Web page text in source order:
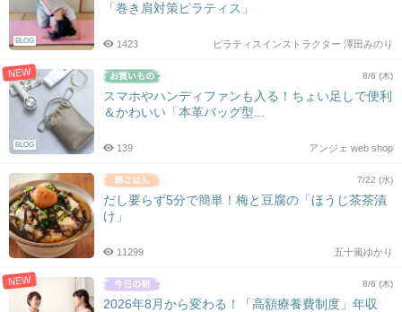
BLOG
「巻き肩対策ピラティス」
ピラティスインストラクター 澤田みのり
1423
NEW
BLOG
8/6 (木)
スマホやハンディファンも入る！ちょい足しで便利
＆かわいい「本革バッグ型...
アンジェ web shop
139
7/22 (水)
だし要らず5分で簡単！梅と豆腐の「ほうじ茶茶漬
け」
五十嵐ゆかり
11299
NEW 8/6 (木)
2026年8月から変わる！「高額療養費制度」年収